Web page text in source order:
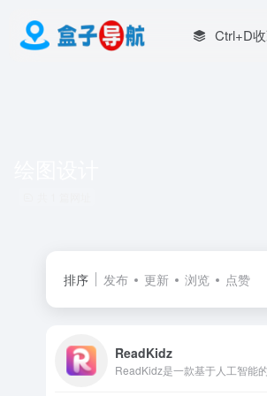
Ctrl+D
排序 发布 更新 浏览 点赞
ReadKidz